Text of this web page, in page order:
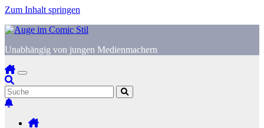
Zum Inhalt springen
Unabhängig von jungen Medienmachern